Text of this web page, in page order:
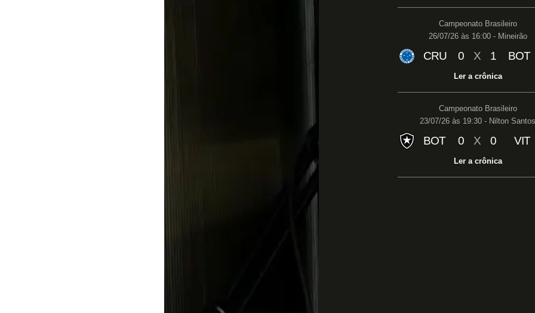
Campeonato Brasileiro
26/07/26 às 16:00 - Mineirão
CRU 0 X 1 BOT
Ler a crônica
Campeonato Brasileiro
23/07/26 às 19:30 - Nilton Santos
BOT 0 X 0 VIT
Ler a crônica